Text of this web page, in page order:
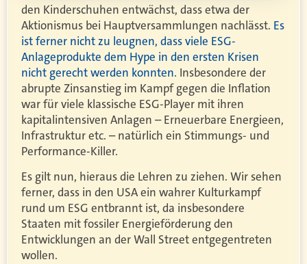
den Kinderschuhen entwächst, dass etwa der
Aktionismus bei Hauptversammlungen nachlässt. Es
ist ferner nicht zu leugnen, dass viele ESG-
Anlageprodukte dem Hype in den ersten Krisen
nicht gerecht werden konnten. Insbesondere der
abrupte Zinsanstieg im Kampf gegen die Inflation
war für viele klassische ESG-Player mit ihren
kapitalintensiven Anlagen – Erneuerbare Energieen,
Infrastruktur etc. – natürlich ein Stimmungs- und
Performance-Killer.
Es gilt nun, hieraus die Lehren zu ziehen. Wir sehen
ferner, dass in den USA ein wahrer Kulturkampf
rund um ESG entbrannt ist, da insbesondere
Staaten mit fossiler Energieförderung den
Entwicklungen an der Wall Street entgegentreten
wollen.